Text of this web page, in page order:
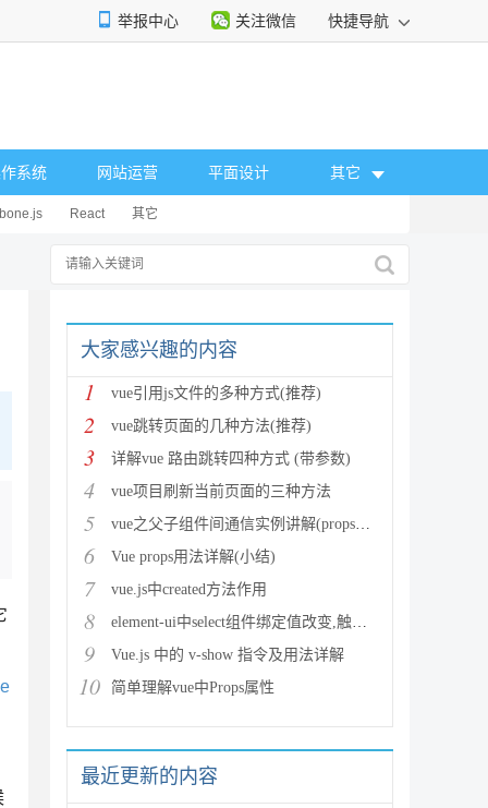
举报中心 关注微信 快捷导航
系统 网站运营 平面设计 其它
React 其它
大家感兴趣的内容
1 vue引用js文件的多种方式(推荐)
2 vue跳转页面的几种方法(推荐)
3 详解vue 路由跳转四种方式 (带参数)
4 vue项目刷新当前页面的三种方法
5 vue之父子组件间通信实例讲解(props、$ref、$em
6 Vue props用法详解(小结)
7 vue.js中created方法作用
8 element-ui中select组件绑定值改变,触发cha
9 Vue.js 中的 v-show 指令及用法详解
10 简单理解vue中Props属性
最近更新的内容